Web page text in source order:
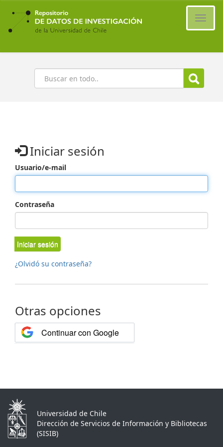
Ir
contenido
principal
Buscar
Iniciar sesión
Usuario/e-mail
Contraseña
Iniciar sesión
¿Olvidó su contraseña?
Otras opciones
Continuar con Google
Universidad de Chile
Dirección de Servicios de Información y Bibliotecas
(SISIB)